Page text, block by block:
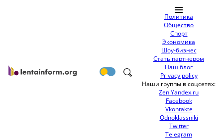
Политика
Общество
Спорт
Экономика
Шоу-бизнес
Стать партнером
Наш блог
Privacy policy
Наши группы в соцсетях:
Zen.Yandex.ru
Facebook
Vkontakte
Odnoklassniki
Twitter
Telegram